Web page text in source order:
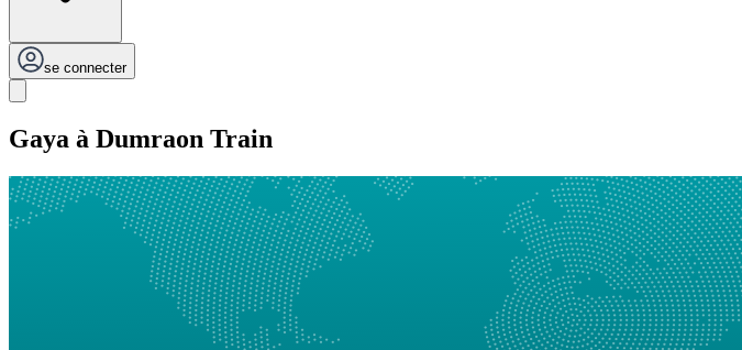
se connecter
Gaya à Dumraon Train